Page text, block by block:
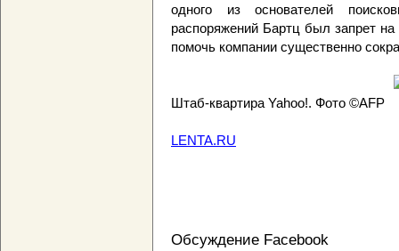
одного из основателей
распоряжений Бартц был запрет
помочь компании существенно
Штаб-квартира Yahoo!. Фото ©AFP
LENTA.RU
Обсуждение Facebook